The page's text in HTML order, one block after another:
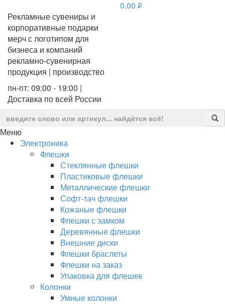
Рекламные сувениры и
корпоративные подарки
мерч с логотипом для
бизнеса и компаний
рекламно-сувенирная
продукция | производство
пн-пт: 09:00 - 19:00 |
Доставка по всей России
0.00 руб.
Меню
Электроника
Флешки
Стеклянные флешки
Пластиковые флешки
Металлические флешки
Софт-тач флешки
Кожаные флешки
Флешки с замком
Деревянные флешки
Внешние диски
Флешки браслеты
Флешки на заказ
Упаковка для флешек
Колонки
Умные колонки